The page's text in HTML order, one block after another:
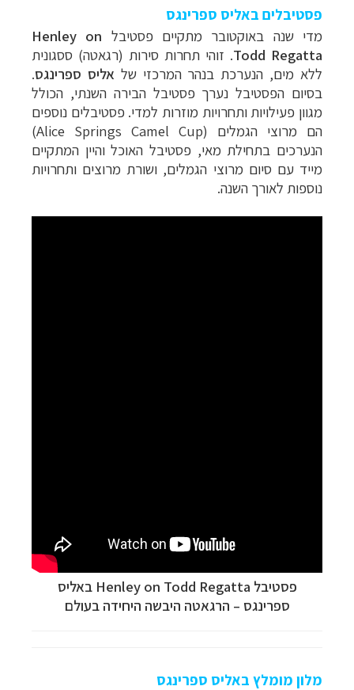
פסטיבלים באליס ספרינגס
מדי שנה באוקטובר מתקיים פסטיבל Henley on
Todd Regatta. זוהי תחרות סירות (רגאטה) ססגונית
ללא מים, הנערכת בנהר המרכזי של אליס ספרינגס.
בסיום הפסטיבל נערך פסטיבל הבירה השנתי, הכולל
מגוון פעילויות ותחרויות מוזרות למדי. פסטיבלים נוספים
הם מרוצי הגמלים (Alice Springs Camel Cup
)
הנערכים בתחילת מאי, פסטיבל האוכל והיין המתקיים
מייד עם סיום מרוצי הגמלים, ושורת מרוצים ותחרויות
נוספות לאורך השנה.
פסטיבל Henley on Todd Regatta באליס
ספרינגס – הרגאטה היבשה היחידה בעולם
מלון מומלץ באליס ספרינגס